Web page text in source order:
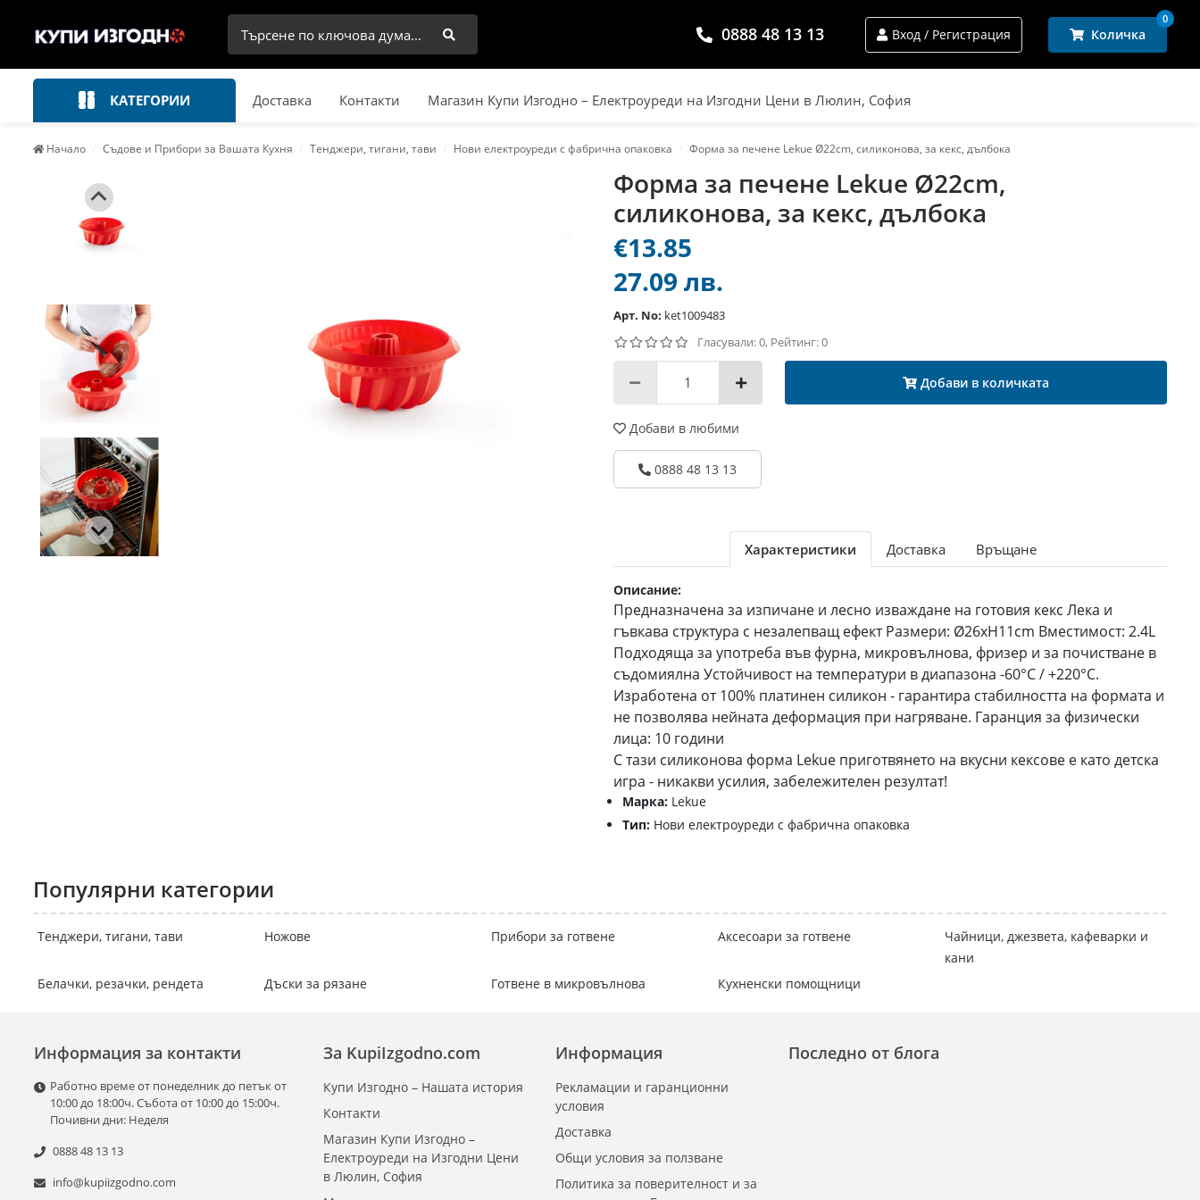
Търси 0888 48 13 13 Вход / Регистрация Количка
0
КАТЕГОРИИ Доставка Контакти Магазин Купи Изгодно – Електроуреди на Изгодни Цени в Люлин, София
Начало Съдове и Прибори за Вашата Кухня Тенджери, тигани, тави Нови електроуреди с фабрична опаковка Форма за печене Lekue Ø22cm, силиконова, за кекс, дълбока
Форма за печене Lekue Ø22cm,
силиконова, за кекс, дълбока
€13.85
27.09 лв.
Арт. No: ket1009483
Гласували: 0, Рейтинг: 0
Добави в количката
Добави в любими
0888 48 13 13
Характеристики Доставка Връщане
Описание:
Предназначена за изпичане и лесно изваждане на готовия кекс Лека и
гъвкава структура с незалепващ ефект Размери: Ø26xH11cm Вместимост: 2.4L
Подходяща за употреба във фурна, микровълнова, фризер и за почистване в
съдомиялна Устойчивост на температури в диапазона -60°C / +220°C.
Изработена от 100% платинен силикон - гарантира стабилността на формата и
не позволява нейната деформация при нагряване. Гаранция за физически
лица: 10 години
С тази силиконова форма Lekue приготвянето на вкусни кексове е като детска
игра - никакви усилия, забележителен резултат!
Марка: Lekue
Тип: Нови електроуреди с фабрична опаковка
Популярни категории
Тенджери, тигани, тави Ножове Прибори за готвене Аксесоари за готвене
Чайници, джезвета, кафеварки и
кани
Белачки, резачки, рендета
Дъски за рязане Готвене в микровълнова Кухненски помощници
Информация за контакти
Работно време от понеделник до петък от
10:00 до 18:00ч. Събота от 10:00 до 15:00ч.
Почивни дни: Неделя
0888 48 13 13
info@kupiizgodno.com
Информация
Рекламации и гаранционни
условия
Доставка
Общи условия за ползване
Политика за поверителност и за
За KupiIzgodno.com
Купи Изгодно – Нашата история
Контакти
Магазин Купи Изгодно –
Електроуреди на Изгодни Цени
в Люлин, София
Последно от блога